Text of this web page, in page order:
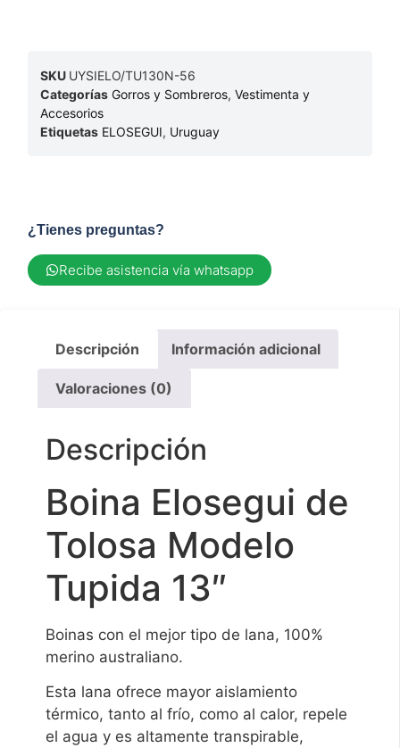
SKU UYSIELO/TU130N-56
Categorías Gorros y Sombreros,Vestimenta y
Accesorios
Etiquetas ELOSEGUI, Uruguay
¿Tienes preguntas?
Recibe asistencia vía whatsapp
Descripción Información adicional
Valoraciones (0)
Descripción
Boina Elosegui de
Tolosa Modelo
Tupida 13″
Boinas con el mejor tipo de lana, 100%
merino australiano.
Esta lana ofrece mayor aislamiento
térmico, tanto al frío, como al calor, repele
el agua y es altamente transpirable,